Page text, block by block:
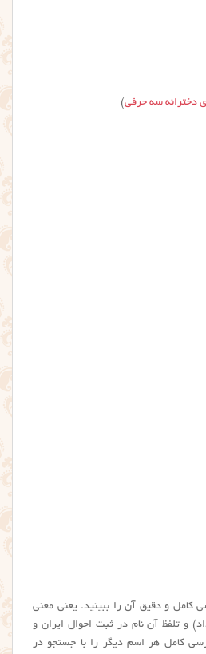
دخترانه سه حرفی)
کامل و دقیق آن را ببینید. یعنی معنی
و تلفظ آن نام در ثبت احوال ایران و
کامل هر اسم دیگر را با جستجو در